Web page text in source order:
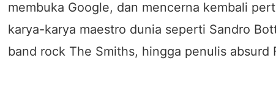
membuka Google, dan mencerna kembali
karya-karya maestro dunia seperti Sandro
band rock The Smiths, hingga penulis absurd